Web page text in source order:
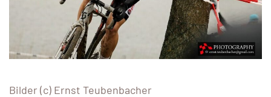
Bilder (c) Ernst Teubenbacher